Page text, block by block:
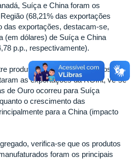
Suíça e China foram os
(68,21% das exportações
das exportações, destacam-se,
(em dólares) de Suíça e China
p.p., respectivamente).
produto e destino/país, para os
as exportações da RGInt, vê-se
de Ouro ocorreu para Suíça
o crescimento das
para a China (impacto
verifica-se que os produtos
foram os principais